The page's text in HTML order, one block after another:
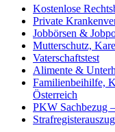
Kostenlose
Private
Jobbörsen &
Mutterschutz,
Vaterschaftstest
Alimente &
Familienbeihilfe,
Österreich
PKW Sachbezug